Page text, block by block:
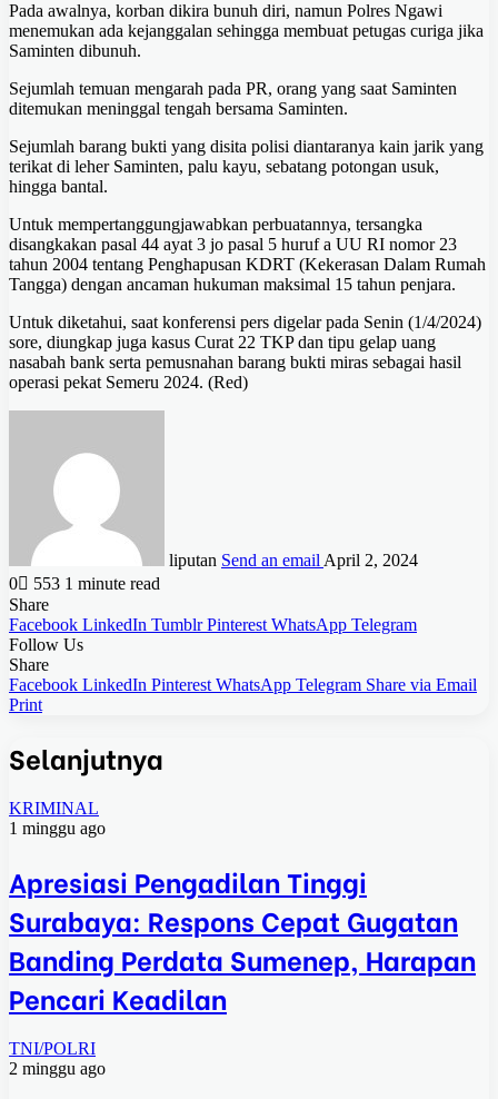
Pada awalnya, korban dikira bunuh diri, namun Polres Ngawi
menemukan ada kejanggalan sehingga membuat petugas curiga jika
Saminten dibunuh.
Sejumlah temuan mengarah pada PR, orang yang saat Saminten
ditemukan meninggal tengah bersama Saminten.
Sejumlah barang bukti yang disita polisi diantaranya kain jarik yang
terikat di leher Saminten, palu kayu, sebatang potongan usuk,
hingga bantal.
Untuk mempertanggungjawabkan perbuatannya, tersangka
disangkakan pasal 44 ayat 3 jo pasal 5 huruf a UU RI nomor 23
tahun 2004 tentang Penghapusan KDRT (Kekerasan Dalam Rumah
Tangga) dengan ancaman hukuman maksimal 15 tahun penjara.
Untuk diketahui, saat konferensi pers digelar pada Senin (1/4/2024)
sore, diungkap juga kasus Curat 22 TKP dan tipu gelap uang
nasabah bank serta pemusnahan barang bukti miras sebagai hasil
operasi pekat Semeru 2024. (Red)
liputan Send an email April 2, 2024
0
553 1 minute read
Share
Facebook LinkedIn Tumblr Pinterest WhatsApp Telegram
Follow Us
Share
Facebook LinkedIn Pinterest WhatsApp Telegram Share via Email
Print
Selanjutnya
KRIMINAL
1 minggu ago
Apresiasi Pengadilan Tinggi
Surabaya: Respons Cepat Gugatan
Banding Perdata Sumenep, Harapan
Pencari Keadilan
TNI/POLRI
2 minggu ago